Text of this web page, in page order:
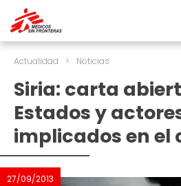
Actualidad > Noticias
Siria: carta
Estados y
implicados en el
27/09/2013